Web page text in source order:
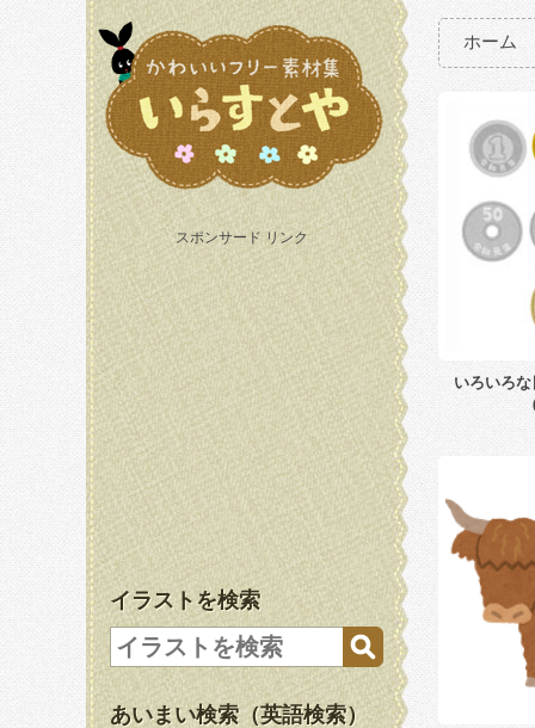
スポンサード リンク
イラストを検索
あいまい検索（英語検索）
ホーム
いろいろ